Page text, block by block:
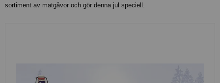
sortiment av matgåvor och gör denna jul speciell.